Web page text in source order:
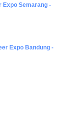
Expo Semarang -
Expo Bandung -